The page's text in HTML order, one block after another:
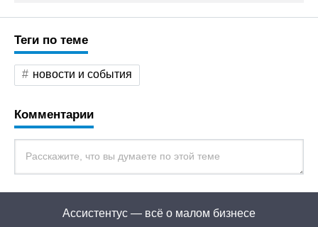
Теги по теме
новости и события
Комментарии
Ассистентус — всё о малом бизнесе